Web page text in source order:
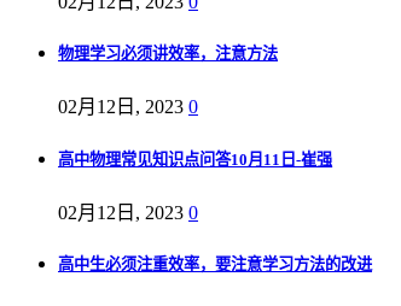
物理学习必须讲效率，注意方法
02月12日, 2023 0
高中物理常见知识点问答10月11日-崔强
02月12日, 2023 0
高中生必须注重效率，要注意学习方法的改进